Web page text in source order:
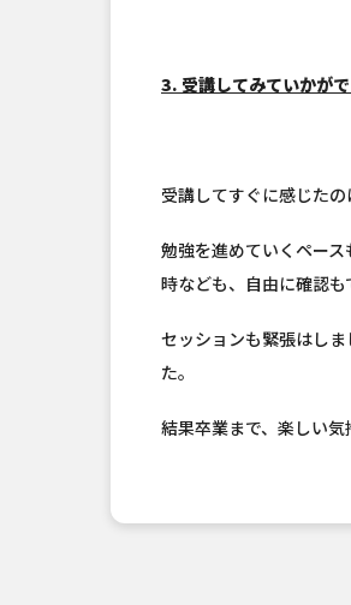
3. 受講してみていかが
受講してすぐに感じた
勉強を進めていくペー
時なども、自由に確認も
セッションも緊張はし
た。
結果卒業まで、楽しい気